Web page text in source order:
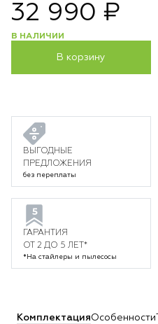
32 990 ₽
В НАЛИЧИИ
В корзину
ВЫГОДНЫЕ
ПРЕДЛОЖЕНИЯ
без переплаты
ГАРАНТИЯ
ОТ 2 ДО 5 ЛЕТ*
*На стайлеры и пылесосы
КомплектацияОсобенности